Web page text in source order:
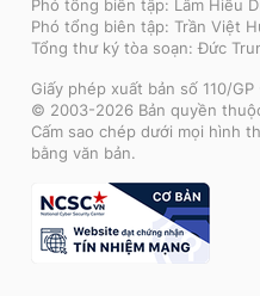
Phó tổng biên tập: Lâm Hiếu
Phó tổng biên tập: Trần Việt
Tổng thư ký tòa soạn: Đức
Giấy phép xuất bản số 110/
© 2003-2026 Bản quyền
Cấm sao chép dưới mọi hình
bằng văn bản.